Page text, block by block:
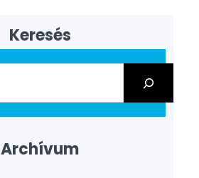
Keresés
Archívum